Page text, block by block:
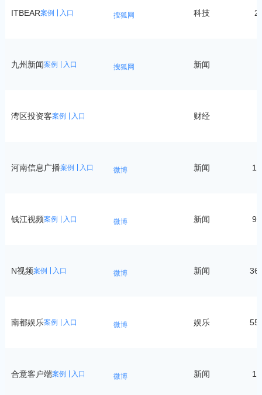
ITBEAR案例 入口 搜狐网 科技
九州新闻案例 入口 搜狐网 新闻
湾区投资客案例 入口 财经
河南信息广播案例 入口 微博 新闻
钱江视频案例 入口 微博 新闻
N视频案例 入口 微博 新闻
南都娱乐案例 入口 微博 娱乐
合意客户端案例 入口 微博 新闻